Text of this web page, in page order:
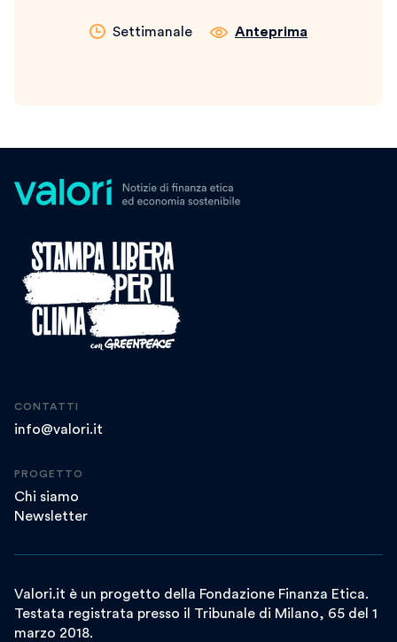
Settimanale Anteprima
CONTATTI
info@valori.it
PROGETTO
Chi siamo
Newsletter
Valori.it è un progetto della Fondazione Finanza Etica.
Testata registrata presso il Tribunale di Milano, 65 del 1
marzo 2018.